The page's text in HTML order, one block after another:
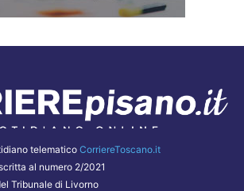
telematico CorriereToscano.it
al numero 2/2021
Tribunale di Livorno